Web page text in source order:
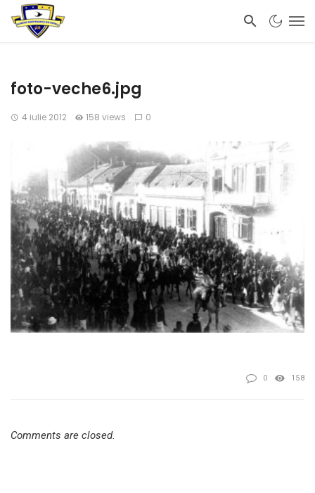
foto-veche6.jpg
4 iulie 2012 158 views 0
0 158
Comments are closed.